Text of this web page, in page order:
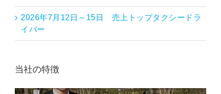
2026年7月12日～15日 売上トップタクシードラ
イバー
当社の特徴